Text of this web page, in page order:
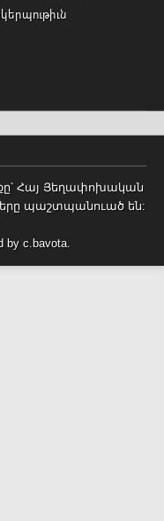
Հայ Յեղափոխական
պաշտպանուած են:
by c.bavota.